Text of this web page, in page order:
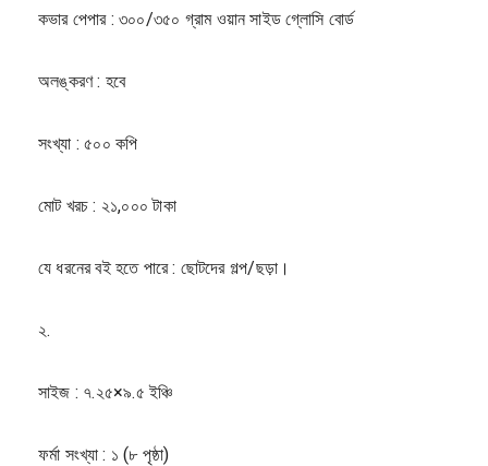
কভার পেপার : ৩০০/৩৫০ গ্রাম ওয়ান সাইড গ্লোসি বোর্ড
অলঙ্করণ : হবে
সংখ্যা : ৫০০ কপি
মোট খরচ : ২১,০০০ টাকা
যে ধরনের বই হতে পারে : ছোটদের গল্প/ছড়া।
২.
সাইজ : ৭.২৫×৯.৫ ইঞ্চি
ফর্মা সংখ্যা : ১ (৮ পৃষ্ঠা)